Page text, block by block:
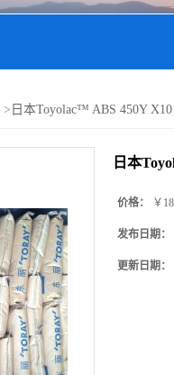
> 日本Toyolac™ ABS 450Y
日本
价格： ￥
发布日期：
更新日期：